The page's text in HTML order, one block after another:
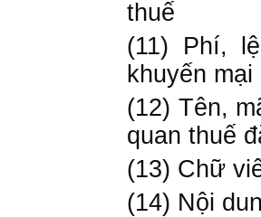
thuế
(11) Phí,
khuyến
(12) Tên,
quan thuế
(13) Chữ
(14) Nội